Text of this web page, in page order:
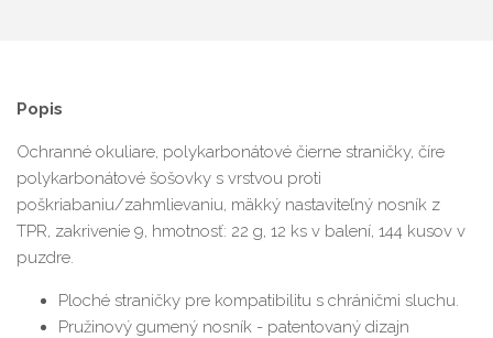
Popis
Ochranné okuliare, polykarbonátové čierne straničky, číre
polykarbonátové šošovky s vrstvou proti
poškriabaniu/zahmlievaniu, mäkký nastaviteľný nosník z
TPR, zakrivenie 9, hmotnosť: 22 g, 12 ks v balení, 144 kusov v
puzdre.
Ploché straničky pre kompatibilitu s chráničmi sluchu.
Pružinový gumený nosník - patentovaný dizajn